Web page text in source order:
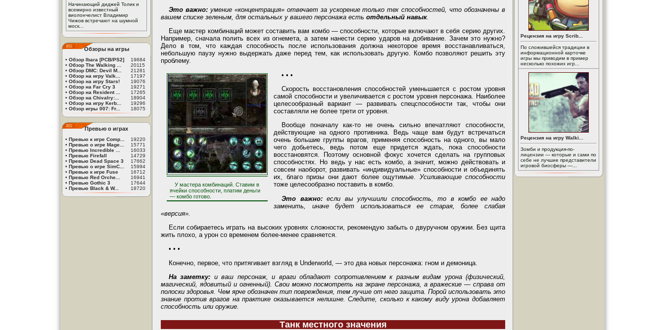
Начинающий диджей Толик и
всемирно известный
виолончелист Владимир
Чижов встречают на шумной
моск...
Обзоры на игры
• Обзор Ibara [PCB/PS2]
19684
• Обзор The Walking ...
20115
• Обзор DMC: Devil M...
21281
• Обзор на игру Valk...
17197
• Обзор на игру Stars!
19076
• Обзор на Far Cry 3
19271
• Обзор на Resident ...
17265
• Обзор на Chivalry:...
18904
• Обзор на игру Kerb...
19296
• Обзор игры 007: Fr... 18075
Превью о играх
• Превью к игре Comp...
19220
• Превью о игре Mage...
15771
• Превью Incredible ...
16033
• Превью Firefall
14729
• Превью Dead Space 3
17662
• Превью о игре SimC...
15994
• Превью к игре Fuse
16712
• Превью Red Orche...
16941
• Превью Gothic 3
17644
• Превью Black & W... 18720
Это важно: умение «концентрация» отвечает за ускорение только тех способностей, что обозначены в
вашем списке зеленым, для остальных у вашего персонажа есть отдельный навык
Еще мастер комбинаций может составить вам комбо — способности, которые включают в себя серию других.
Например, сначала полить всех из огнемета, а затем нанести серию ударов на добивание. Зачем это нужно?
Дело в том, что каждая способность после использования должна некоторое время восстанавливаться,
небольшую паузу нужно выдержать даже перед тем, как использовать другую. Комбо позволяют решить эту
проблему.
У мастера комбинаций. Ставим в
ячейки способности, платим деньги
— комбо готово.
• • •
Скорость восстановления способностей уменьшается с ростом уровня
самой способности и увеличивается с ростом уровня персонажа. Наиболее
целесообразный вариант — развивать спецспособности так, чтобы они
составляли не более трети от уровня.
Вообще поначалу как-то не очень сильно впечатляют способности,
действующие на одного противника. Ведь чаще вам будут встречаться
очень большие группы врагов, применяя способность на одного, вы мало
чего добьетесь, ведь потом еще придется ждать, пока способности
восстановятся. Поэтому основной фокус хочется сделать на групповых
способностях. Но ведь у нас есть комбо, а значит, можно действовать и
совсем наоборот, развивать «индивидуальные» способности и объединять
их, благо призы они дают более ощутимые. Усиливающие способности
тоже целесообразно поставить в комбо.
Это важно: если вы улучшили способность, то в комбо ее надо
заменить, иначе будет использоваться ее старая, более слабая
«версия».
Если собираетесь играть на высоких уровнях сложности, рекомендую забыть о двуручном оружии. Без щита
жить плохо, а урон со временем более-менее сравняется.
• • •
Конечно, первое, что притягивает взгляд в Underworld, — это два новых персонажа: гном и демоница.
На заметку: и ваш персонаж, и враги обладают сопротивлением к разным видам урона (физический,
магический, ядовитый и огненный). Свои можно посмотреть на экране персонажа, а вражеские — справа от
полоски здоровья. Чем ярче обозначен тип повреждения, тем лучше от него защита. Порой использовать это
знание против врагов на практике оказывается нелишне. Следите, сколько к какому виду урона добавляет
способность или оружие.
Танк местного значения
Рецензия на игру Scrib...
По сложившейся традиции в
информационной карточке
игры мы приводим в пример
несколько похожих игр...
Рецензия на игру Walki...
Зомби и продукция-по-
лицензии — которые и сами по
себе не лучшие представители
игровой биосферы —...